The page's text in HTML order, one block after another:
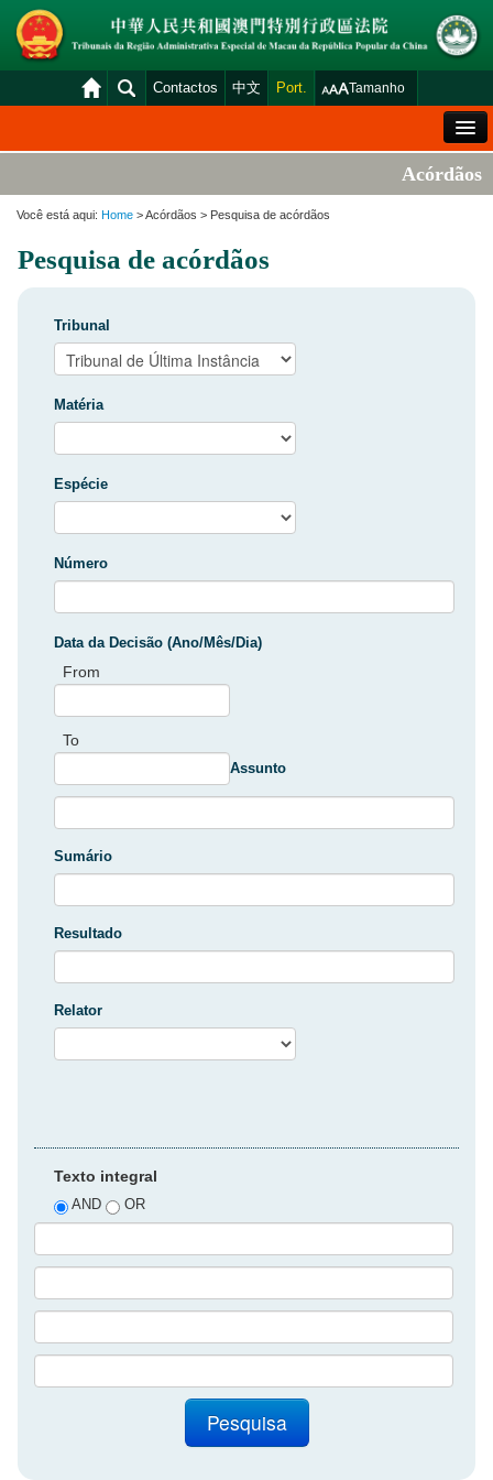
Contactos 中文 Port. Tamanho
Situação Geral dos Tribunais
Distribuição e Marcação
Venda Judicial
Estatística
Acórdãos
Você está aqui: Home > Acórdãos > Pesquisa de acórdãos
Pesquisa de acórdãos
Tribunal
Matéria
Espécie
Número
Data da Decisão (Ano/Mês/Dia)
From
To
Assunto
Sumário
Resultado
Relator
Texto integral
AND OR
Pesquisa